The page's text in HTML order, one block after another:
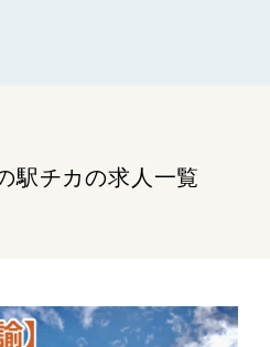
駅チカの求人一覧